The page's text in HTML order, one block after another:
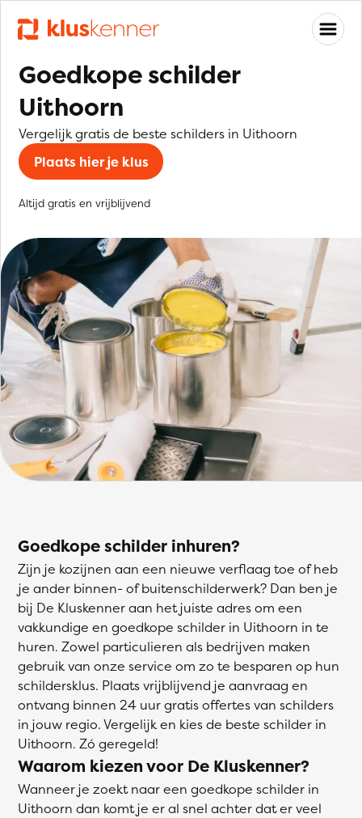
Goedkope schilder
Uithoorn
Vergelijk gratis de beste schilders in Uithoorn
Plaats hier je klus
Altijd gratis en vrijblijvend
Goedkope schilder inhuren?
Zijn je kozijnen aan een nieuwe verflaag toe of heb
je ander binnen- of buitenschilderwerk? Dan ben je
bij De Kluskenner aan het juiste adres om een
vakkundige en goedkope schilder in Uithoorn in te
huren. Zowel particulieren als bedrijven maken
gebruik van onze service om zo te besparen op hun
schildersklus. Plaats vrijblijvend je aanvraag en
ontvang binnen 24 uur gratis offertes van schilders
in jouw regio. Vergelijk en kies de beste schilder in
Uithoorn. Zó geregeld!
Waarom kiezen voor De Kluskenner?
Wanneer je zoekt naar een goedkope schilder in
Uithoorn dan komt je er al snel achter dat er veel